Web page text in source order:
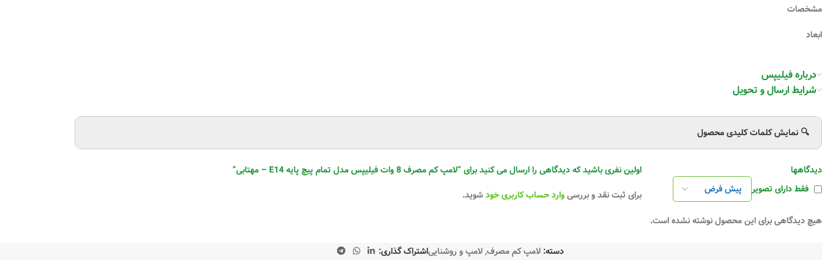
مشخصات
ابعاد
وزن
ولتاژ
۱۷۰-۲۵۰
توان
۸
درباره فیلیپس
شرایط ارسال و تحویل
🔍 نمایش کلمات کلیدی محصول
دیدگاهها
فقط دارای تصویر
هیچ دیدگاهی برای این محصول نوشته نشده است.
اولین نفری باشید که دیدگاهی را ارسال می کنید برای “لامپ کم مصرف 8 وات فیلیپس مدل تمام پیچ پایه E14 – مهتابی”
برای ثبت نقد و بررسیوارد حساب کاربری خودشوید.
دسته: لامپ کم مصرف, لامپ و روشناییاشتراک گذاری: